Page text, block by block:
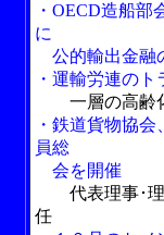
・OECD造船
に
公的輸出金融
・運輸労連の
一層の高齢
・鉄道貨物協
員総
会を開催
代表理事･
任